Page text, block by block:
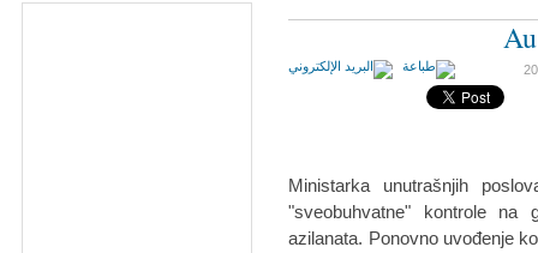
Ministarka unutrašnjih
"sveobuhvatne" kontrole na
azilanata. Ponovno uvođenje